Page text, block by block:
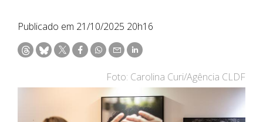
Publicado em 21/10/2025 20h16
Foto: Carolina Curi/Agência CLDF